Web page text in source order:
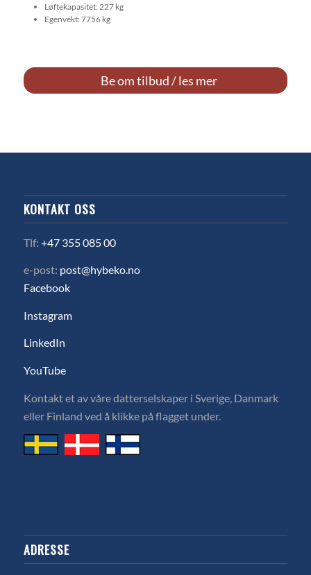
Løftekapasitet: 227 kg
Egenvekt: 7756 kg
Be om tilbud / les mer
KONTAKT OSS
Tlf: +47 355 085 00
e-post: post@hybeko.no
Facebook
Instagram
LinkedIn
YouTube
Kontakt et av våre datterselskaper i Sverige, Danmark
eller Finland ved å klikke på flagget under.
ADRESSE